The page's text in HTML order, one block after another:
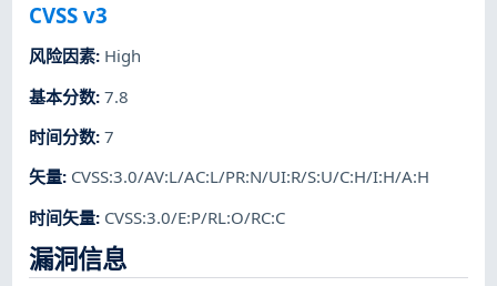
CVSS v3
风险因素: High
基本分数:7.8
时间分数:7
矢量: CVSS:3.0/AV:L/AC:L/PR:N/UI:R/S:U/C:H/I:H/A:H
时间矢量: CVSS:3.0/E:P/RL:O/RC:C
漏洞信息